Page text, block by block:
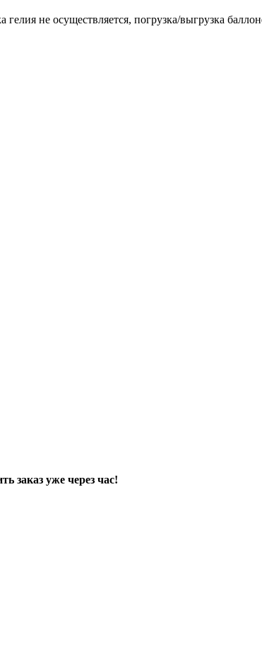
не осуществляется, погрузка/выгрузка
заказ уже через час!